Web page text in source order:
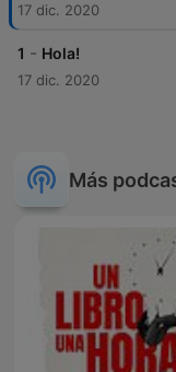
17 dic. 2020
1 - Hola!
17 dic. 2020
Más